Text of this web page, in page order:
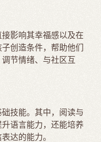
影响其幸福感以及在
创造条件，帮助他们
节情绪、与社区互
技能。其中，阅读与
语言能力，还能培养
达的能力。